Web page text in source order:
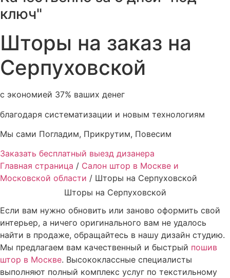
ключ"
Шторы на заказ на
Серпуховской
с экономией 37% ваших денег
благодаря систематизации и новым технологиям
Мы сами Погладим, Прикрутим, Повесим
Заказать бесплатный выезд дизанера
Главная страница / Салон штор в Москве и
Московской области / Шторы на Серпуховской
Шторы на Серпуховской
Если вам нужно обновить или заново оформить свой
интерьер, а ничего оригинального вам не удалось
найти в продаже, обращайтесь в нашу дизайн студию.
Мы предлагаем вам качественный и быстрый пошив
штор в Москве. Высококлассные специалисты
выполняют полный комплекс услуг по текстильному